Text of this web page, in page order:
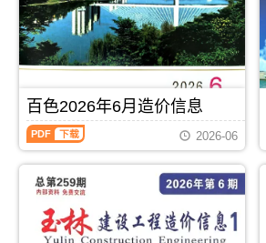
百色2026年6月造价信息
百
色
PDF 下载
2026-06